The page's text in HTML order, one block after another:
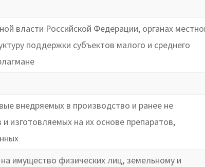
власти Российской Федерации, органах
поддержки субъектов малого и среднего
внедряемых в производство и ранее не
изготовляемых на их основе препаратов,
имущество физических лиц, земельному и